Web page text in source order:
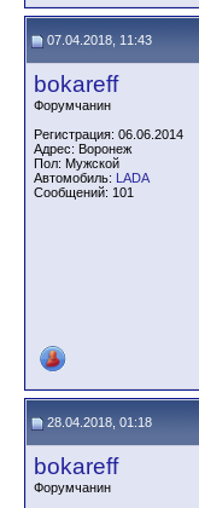
07.04.2018, 11:43
bokareff
Форумчанин
Регистрация: 06.06.2014
Адрес: Воронеж
Пол: Мужской
Автомобиль: LADA
Сообщений: 101
28.04.2018, 01:18
bokareff
Форумчанин